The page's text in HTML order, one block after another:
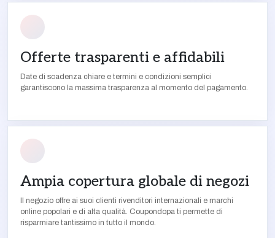
Offerte trasparenti e affidabili
Date di scadenza chiare e termini e condizioni semplici
garantiscono la massima trasparenza al momento del pagamento.
Ampia copertura globale di negozi
Il negozio offre ai suoi clienti rivenditori internazionali e marchi
online popolari e di alta qualità. Coupondopa ti permette di
risparmiare tantissimo in tutto il mondo.